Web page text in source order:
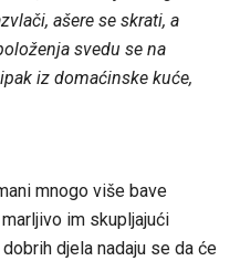
ašere se skrati, a
svedu se na
iz domaćinske kuće,
mnogo više bave
im skupljajući
djela nadaju se da će